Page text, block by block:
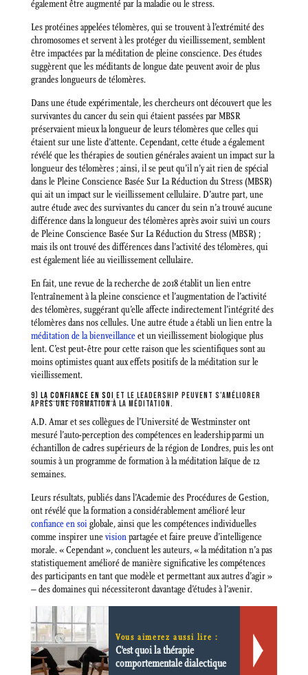
également être augmenté par la maladie ou le stress.
Les protéines appelées télomères, qui se trouvent à l’extrémité des
chromosomes et servent à les protéger du vieillissement, semblent
être impactées par la méditation de pleine conscience. Des études
suggèrent que les méditants de longue date peuvent avoir de plus
grandes longueurs de télomères.
Dans une étude expérimentale, les chercheurs ont découvert que les
survivantes du cancer du sein qui étaient passées par MBSR
préservaient mieux la longueur de leurs télomères que celles qui
étaient sur une liste d’attente. Cependant, cette étude a également
révélé que les thérapies de soutien générales avaient un impact sur la
longueur des télomères ; ainsi, il se peut qu’il n’y ait rien de spécial
dans le Pleine Conscience Basée Sur La Réduction du Stress (MBSR)
qui ait un impact sur le vieillissement cellulaire. D’autre part, une
autre étude avec des survivantes du cancer du sein n’a trouvé aucune
différence dans la longueur des télomères après avoir suivi un cours
de Pleine Conscience Basée Sur La Réduction du Stress (MBSR) ;
mais ils ont trouvé des différences dans l’activité des télomères, qui
est également liée au vieillissement cellulaire.
En fait, une revue de la recherche de 2018 établit un lien entre
l’entraînement à la pleine conscience et l’augmentation de l’activité
des télomères, suggérant qu’elle affecte indirectement l’intégrité des
télomères dans nos cellules. Une autre étude a établi un lien entre la
méditation de la bienveillanceet un vieillissement biologique plus
lent. C’est peut-être pour cette raison que les scientifiques sont au
moins optimistes quant aux effets positifs de la méditation sur le
vieillissement.
9) LA CONFIANCE EN SOI ET LE LEADERSHIP PEUVENT S’AMÉLIORER
APRÈS UNE FORMATION À LA MÉDITATION.
A.D. Amar et ses collègues de l’Université de Westminster ont
mesuré l’auto-perception des compétences en leadership parmi un
échantillon de cadres supérieurs de la région de Londres, puis les ont
soumis à un programme de formation à la méditation laïque de 12
semaines.
Leurs résultats, publiés dans l’Academie des Procédures de Gestion,
ont révélé que la formation a considérablement amélioré leur
confiance en soiglobale, ainsi que les compétences individuelles
comme inspirer unevisionpartagée et faire preuve d’intelligence
morale. « Cependant », concluent les auteurs, « la méditation n’a pas
statistiquement amélioré de manière significative les compétences
des participants en tant que modèle et permettant aux autres d’agir »
– des domaines qui nécessiteront davantage d’études à l’avenir.
Vous aimerez aussi lire :
C'est quoi la thérapie
comportementale dialectique